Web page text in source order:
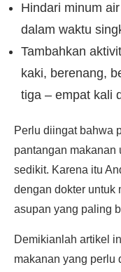
Hindari minum
dalam waktu
Tambahkan
kaki, berenang,
tiga – empat kali
Perlu diingat bahwa
pantangan makanan
sedikit. Karena itu
dengan dokter untuk
asupan yang paling
Demikianlah artikel
makanan yang perlu